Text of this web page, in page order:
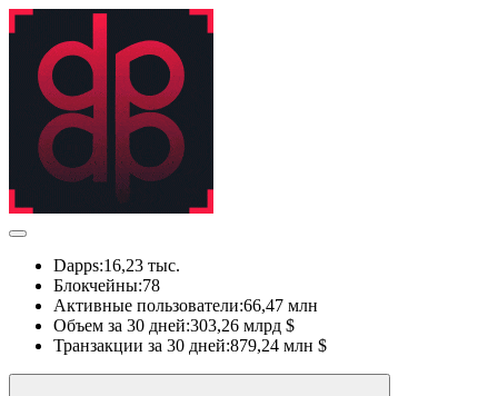
Dapps:16,23 тыс.
Блокчейны:78
Активные пользователи:66,47 млн
Объем за 30 дней:303,26 млрд $
Транзакции за 30 дней:879,24 млн $